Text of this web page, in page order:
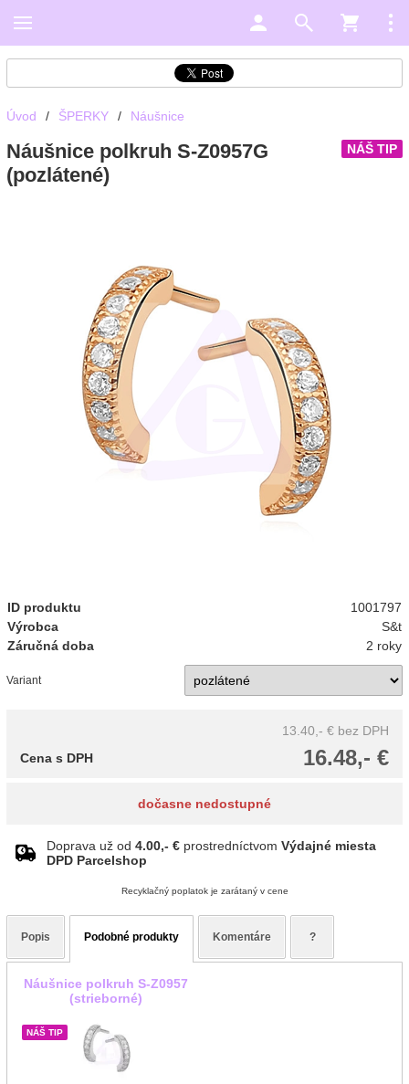
Úvod / ŠPERKY / Náušnice
NÁŠ TIP
Náušnice polkruh S-Z0957G
(pozlátené)
ID produktu
1001797
Výrobca
S&t
Záručná doba
2 roky
Variant
13.40,- € bez DPH
16.48,- €
Cena s DPH
dočasne nedostupné
Doprava už od 4.00,- € prostredníctvom Výdajné miesta
DPD Parcelshop
Recyklačný poplatok je zarátaný v cene
Popis Podobné produkty Komentáre ?
Náušnice polkruh S-Z0957
(strieborné)
NÁŠ TIP